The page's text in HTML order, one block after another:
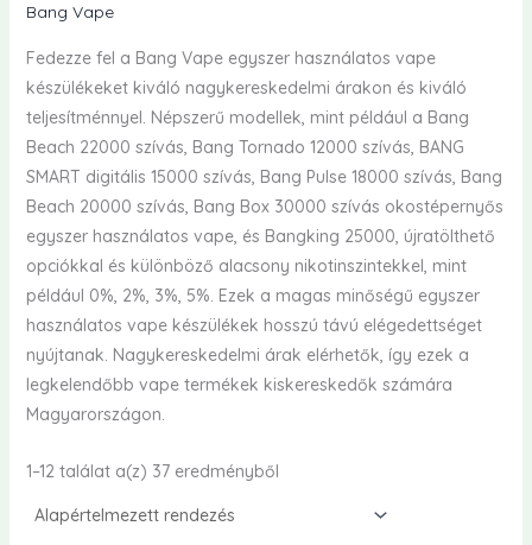
Bang Vape
Fedezze fel a Bang Vape egyszer használatos vape
készülékeket kiváló nagykereskedelmi árakon és kiváló
teljesítménnyel. Népszerű modellek, mint például a Bang
Beach 22000 szívás, Bang Tornado 12000 szívás, BANG
SMART digitális 15000 szívás, Bang Pulse 18000 szívás, Bang
Beach 20000 szívás, Bang Box 30000 szívás okostépernyős
egyszer használatos vape, és Bangking 25000, újratölthető
opciókkal és különböző alacsony nikotinszintekkel, mint
például 0%, 2%, 3%, 5%. Ezek a magas minőségű egyszer
használatos vape készülékek hosszú távú elégedettséget
nyújtanak. Nagykereskedelmi árak elérhetők, így ezek a
legkelendőbb vape termékek kiskereskedők számára
Magyarországon.
1–12 találat a(z) 37 eredményből